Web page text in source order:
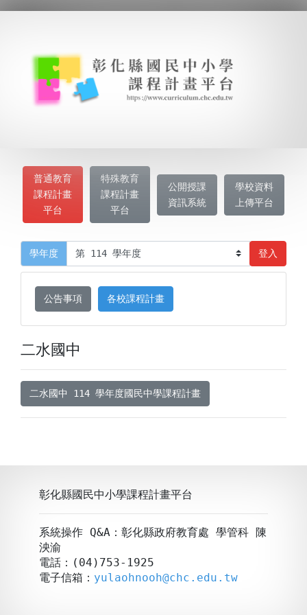
普通教育
課程計畫
平台
特殊教育
課程計畫
平台
公開授課
資訊系統
學校資料
上傳平台
學年度 登入
公告事項 各校課程計畫
二水國中
二水國中 114 學年度國民中學課程計畫
彰化縣國民中小學課程計畫平台
系統操作 Q&A：彰化縣政府教育處 學管科 陳
泱渝
電話：(04)753-1925
電子信箱： yulaohnooh@chc.edu.tw